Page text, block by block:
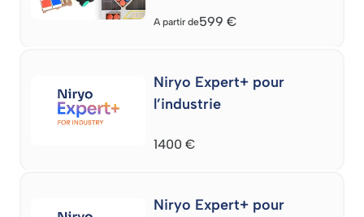
A partir de599€
Niryo Expert+ pour
l’industrie
1400€
Niryo Expert+ pour